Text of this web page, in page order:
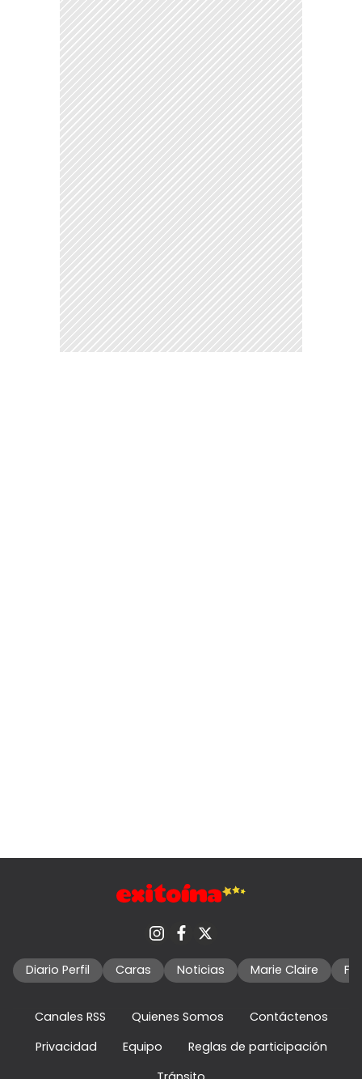
Diario Perfil Caras Noticias Marie Claire
Canales RSS Quienes Somos
Contáctenos
Privacidad
Equipo
Reglas de participación